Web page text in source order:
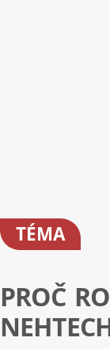
TÉMA
PROČ